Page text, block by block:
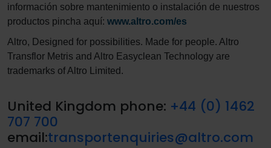
información sobre mantenimiento o instalación de nuestros
productos pincha aquí: www.altro.com/es
Altro, Designed for possibilities. Made for people. Altro
Transflor Metris and Altro Easyclean Technology are
trademarks of Altro Limited.
United Kingdom phone: +44 (0) 1462
707 700
email:transportenquiries@altro.com